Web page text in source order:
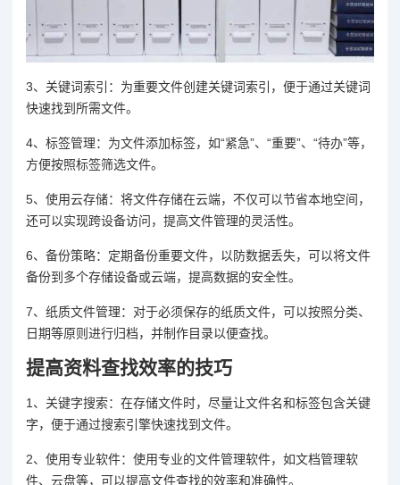
3、关键词索引：为重要文件创建关键词索引，便于通过关键词
快速找到所需文件。
4、标签管理：为文件添加标签，如“紧急”、“重要”、“待办”等，
方便按照标签筛选文件。
5、使用云存储：将文件存储在云端，不仅可以节省本地空间，
还可以实现跨设备访问，提高文件管理的灵活性。
6、备份策略：定期备份重要文件，以防数据丢失，可以将文件
备份到多个存储设备或云端，提高数据的安全性。
7、纸质文件管理：对于必须保存的纸质文件，可以按照分类、
日期等原则进行归档，并制作目录以便查找。
提高资料查找效率的技巧
1、关键字搜索：在存储文件时，尽量让文件名和标签包含关键
字，便于通过搜索引擎快速找到文件。
2、使用专业软件：使用专业的文件管理软件，如文档管理软
件、云盘等，可以提高文件查找的效率和准确性。